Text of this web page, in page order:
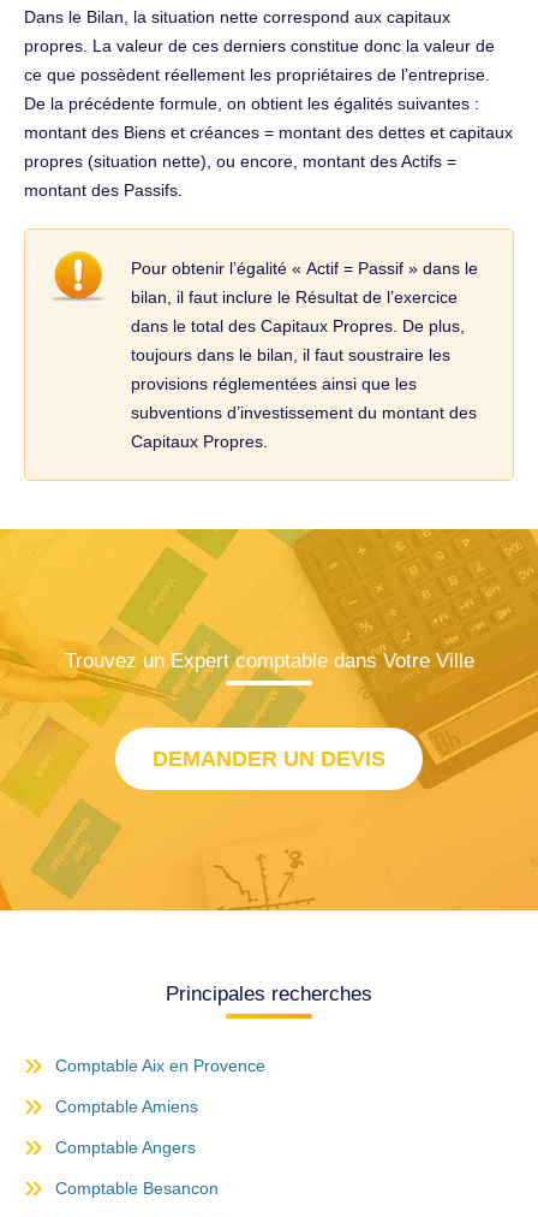
Dans le Bilan, la situation nette correspond aux capitaux
propres. La valeur de ces derniers constitue donc la valeur de
ce que possèdent réellement les propriétaires de l’entreprise.
De la précédente formule, on obtient les égalités suivantes :
montant des Biens et créances = montant des dettes et capitaux
propres (situation nette), ou encore, montant des Actifs =
montant des Passifs.
Pour obtenir l’égalité « Actif = Passif » dans le
bilan, il faut inclure le Résultat de l’exercice
dans le total des Capitaux Propres. De plus,
toujours dans le bilan, il faut soustraire les
provisions réglementées ainsi que les
subventions d’investissement du montant des
Capitaux Propres.
Trouvez un Expert comptable dans Votre Ville
DEMANDER UN DEVIS
Principales recherches
Comptable Aix en Provence
Comptable Amiens
Comptable Angers
Comptable Besancon